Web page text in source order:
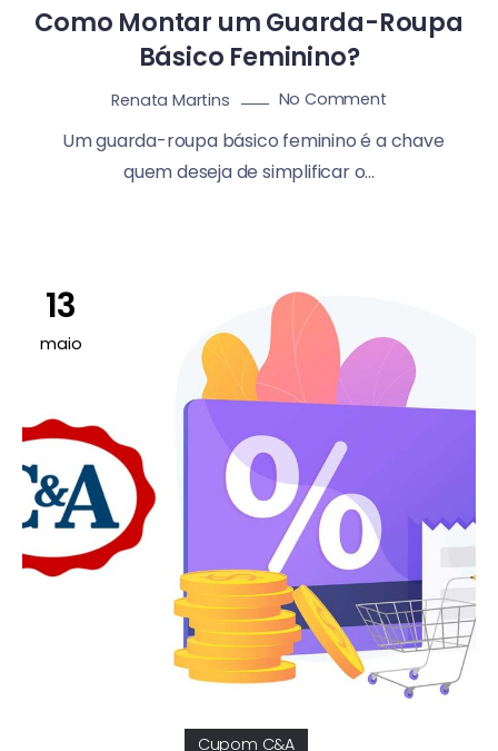
Como Montar um Guarda-Roupa
Básico Feminino?
Renata Martins No Comment
Um guarda-roupa básico feminino é a chave
quem deseja de simplificar o...
13
maio
Cupom C&a